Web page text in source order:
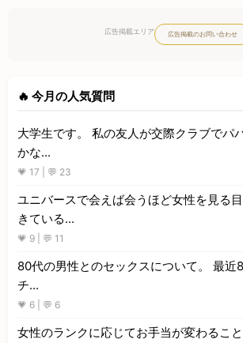
広告掲載エリア 広告掲載のお問い合わせ
🔥 今月の人気質問
大学生です。 私の友人が交際クラブでパ
かな...
💗 17 | 💬 23
ユニバースで会えば会うほど女性を見る
きている...
💗 9 | 💬 11
80代の男性とのセックスについて。 最近
チ...
💗 6 | 💬 6
女性のランクに応じてお手当が変わるこ